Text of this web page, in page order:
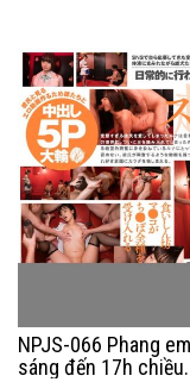
NPJS-066 Phang
sáng đến 17h chiều.